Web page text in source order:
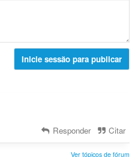
Inicie sessão para publicar
Responder Citar
Ver tópicos de fórum